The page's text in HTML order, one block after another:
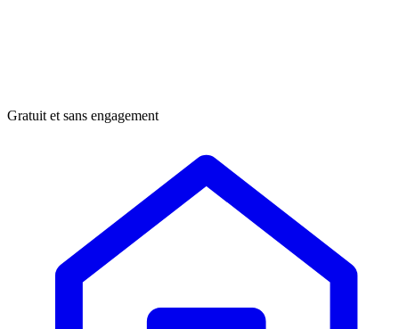
Gratuit et sans engagement